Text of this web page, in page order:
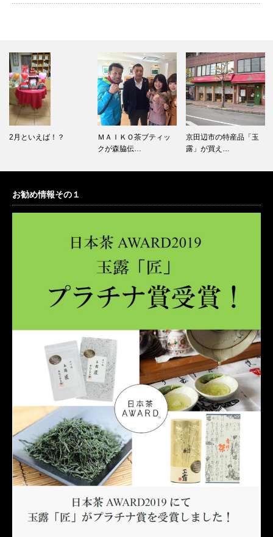
2月といえば！？
ＭＡＩＫＯ茶ブティッ
クが森脇伝…
京田辺市の特産品「玉
露」が買え…
お勧め情報その１